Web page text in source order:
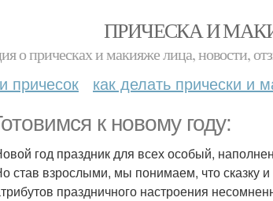
ПРИЧЕСКА И
о прическах и макияже лица, новости,
причесок как делать прически и
к новому году:
год праздник для всех особый,
став взрослыми, мы понимаем, что
праздничного настроения